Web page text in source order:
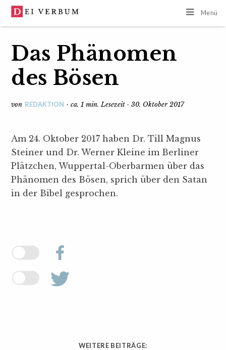
Menü
Das Phänomen
des Bösen
von REDAKTION · ca. 1 min. Lesezeit · 30. Oktober 2017
Am 24. Oktober 2017 haben Dr. Till Magnus
Steiner und Dr. Werner Kleine im Berliner
Plätzchen, Wuppertal-Oberbarmen über das
Phänomen des Bösen, sprich über den Satan
in der Bibel gesprochen.
WEITERE BEITRÄGE: